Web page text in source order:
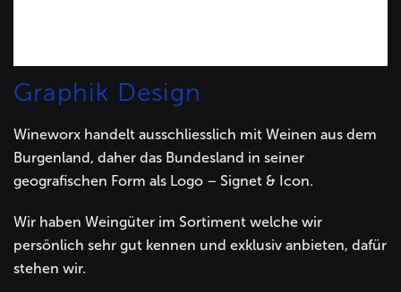
Graphik Design
Wineworx handelt ausschliesslich mit Weinen aus dem
Burgenland, daher das Bundesland in seiner
geografischen Form als Logo – Signet & Icon.
Wir haben Weingüter im Sortiment welche wir
persönlich sehr gut kennen und exklusiv anbieten, dafür
stehen wir.